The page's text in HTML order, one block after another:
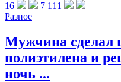
16
7 111
Разное
Мужчина сделал
полиэтилена и
ночь ...